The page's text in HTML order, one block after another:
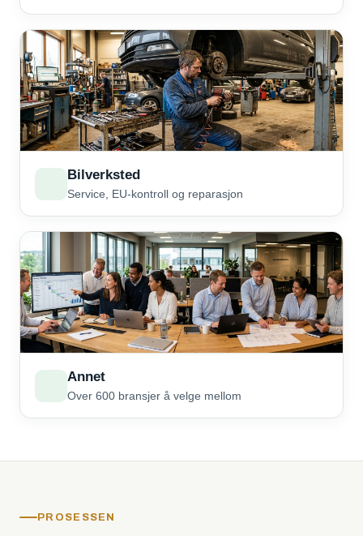
Bilverksted
Service, EU-kontroll og reparasjon
Annet
Over 600 bransjer å velge mellom
PROSESSEN